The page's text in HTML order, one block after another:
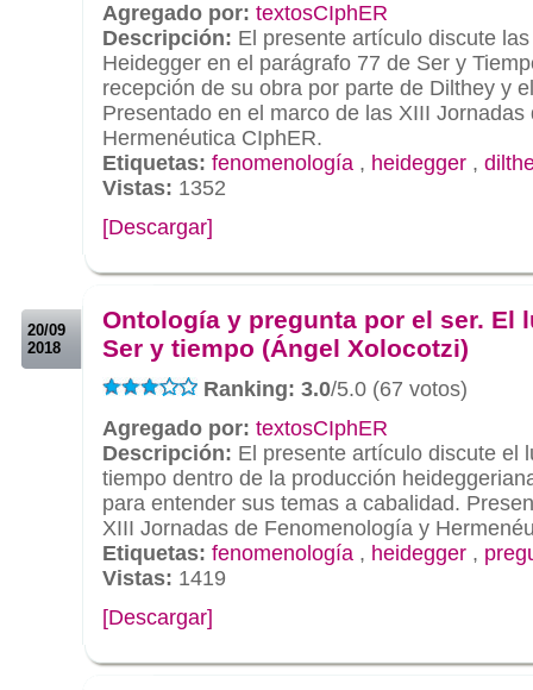
Agregado por: textosCIphER
Descripción: El presente artículo discute
Heidegger en el parágrafo 77 de Ser y
recepción de su obra por parte de Dilthey y
Presentado en el marco de las XIII
Hermenéutica CIphER.
Etiquetas: fenomenología , heidegger ,
Vistas: 1352
[Descargar]
20/09
2018
Ontología y pregunta por el ser. El
Ser y tiempo (Ángel Xolocotzi)
Ranking: 3.0/5.0 (67 votos)
Agregado por: textosCIphER
Descripción: El presente artículo discute el
tiempo dentro de la producción
para entender sus temas a cabalidad.
XIII Jornadas de Fenomenología y
Etiquetas: fenomenología , heidegger ,
Vistas: 1419
[Descargar]